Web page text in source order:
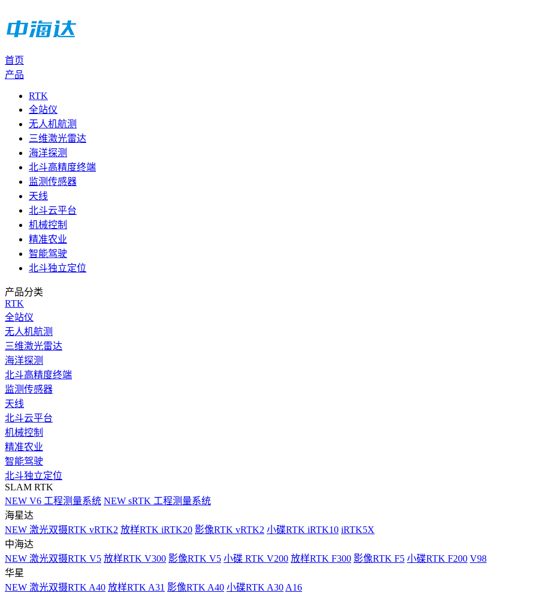
首页
产品
RTK
全站仪
无人机航测
三维激光雷达
海洋探测
北斗高精度终端
监测传感器
天线
北斗云平台
机械控制
精准农业
智能驾驶
北斗独立定位
产品分类
RTK
全站仪
无人机航测
三维激光雷达
海洋探测
北斗高精度终端
监测传感器
天线
北斗云平台
机械控制
精准农业
智能驾驶
北斗独立定位
SLAM RTK
NEW V6 工程测量系统 NEW sRTK 工程测量系统
海星达
NEW 激光双摄RTK vRTK2 放样RTK iRTK20 影像RTK vRTK2 小碟RTK iRTK10 iRTK5X
中海达
NEW 激光双摄RTK V5 放样RTK V300 影像RTK V5 小碟 RTK V200 放样RTK F300 影像RTK F5 小碟RTK F200 V98
华星
NEW 激光双摄RTK A40 放样RTK A31 影像RTK A40 小碟RTK A30 A16